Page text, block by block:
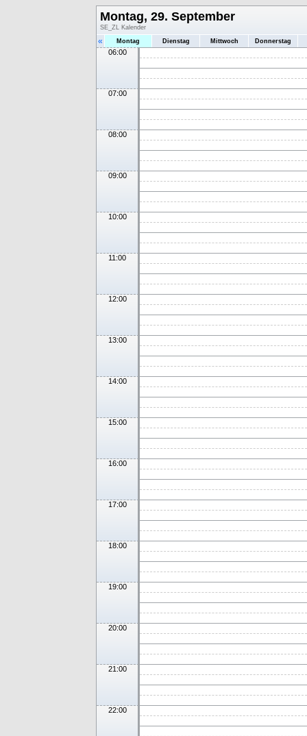
Montag, 29. September
SE_ZL Kalender
« Montag Dienstag Mittwoch Donnerstag
06:00
07:00
08:00
09:00
10:00
11:00
12:00
13:00
14:00
15:00
16:00
17:00
18:00
19:00
20:00
21:00
22:00